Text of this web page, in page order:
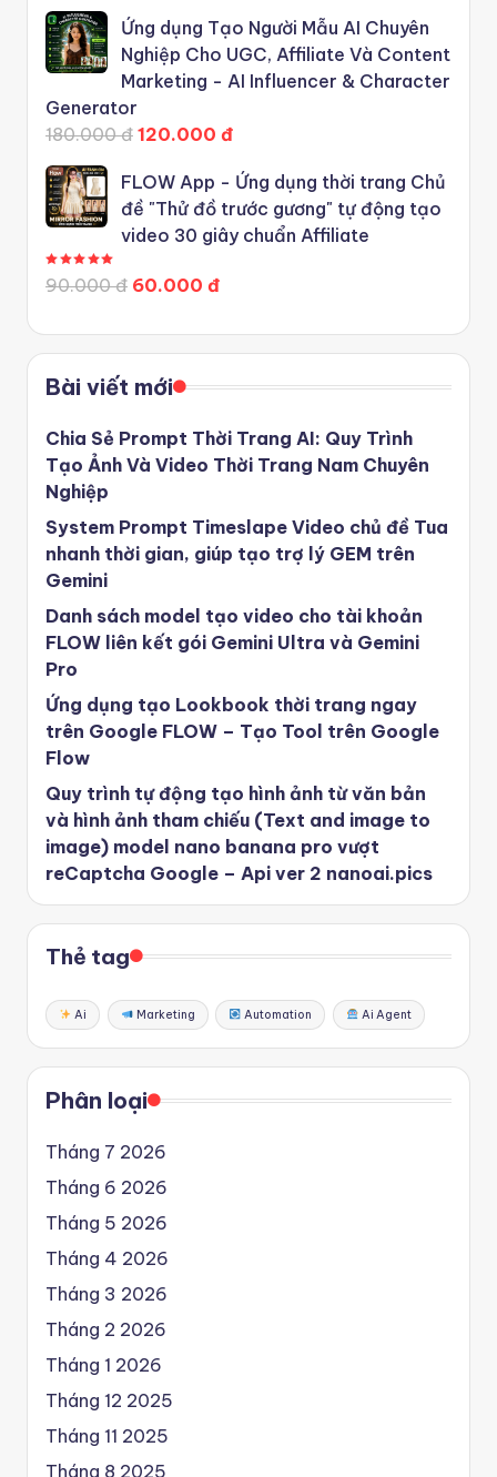
Ứng dụng Tạo Người Mẫu AI Chuyên
Nghiệp Cho UGC, Affiliate Và Content
Marketing - AI Influencer & Character
Generator
180.000 đ 120.000 đ
FLOW App - Ứng dụng thời trang Chủ
đề "Thử đồ trước gương" tự động tạo
video 30 giây chuẩn Affiliate
90.000 đ 60.000 đ
Bài viết mới
Chia Sẻ Prompt Thời Trang AI: Quy Trình
Tạo Ảnh Và Video Thời Trang Nam Chuyên
Nghiệp
System Prompt Timeslape Video chủ đề Tua
nhanh thời gian, giúp tạo trợ lý GEM trên
Gemini
Danh sách model tạo video cho tài khoản
FLOW liên kết gói Gemini Ultra và Gemini
Pro
Ứng dụng tạo Lookbook thời trang ngay
trên Google FLOW – Tạo Tool trên Google
Flow
Quy trình tự động tạo hình ảnh từ văn bản
và hình ảnh tham chiếu (Text and image to
image) model nano banana pro vượt
reCaptcha Google – Api ver 2 nanoai.pics
Thẻ tag
Ai Marketing Automation Ai Agent
Phân loại
Tháng 7 2026
Tháng 6 2026
Tháng 5 2026
Tháng 4 2026
Tháng 3 2026
Tháng 2 2026
Tháng 1 2026
Tháng 12 2025
Tháng 11 2025
Tháng 8 2025